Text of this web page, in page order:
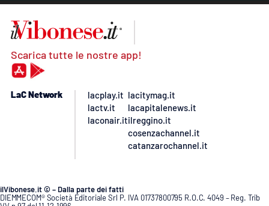
Scarica tutte le nostre app!
LaC Network
lacplay.it
lactv.it
laconair.it
lacitymag.it
lacapitalenews.it
ilreggino.it
cosenzachannel.it
catanzarochannel.it
ilVibonese.it © – Dalla parte dei fatti
DIEMMECOM® Società Editoriale Srl P. IVA 01737800795 R.O.C. 4049 – Reg. Trib